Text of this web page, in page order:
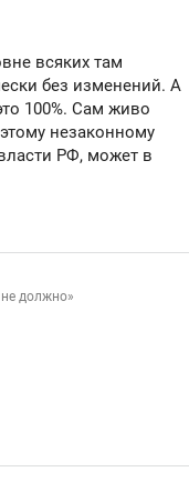
всяких там
без изменений. А
100%. Сам живо
незаконному
РФ, может в
должно»